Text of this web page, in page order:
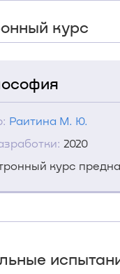
курс
Раитина М. Ю.
2020
курс